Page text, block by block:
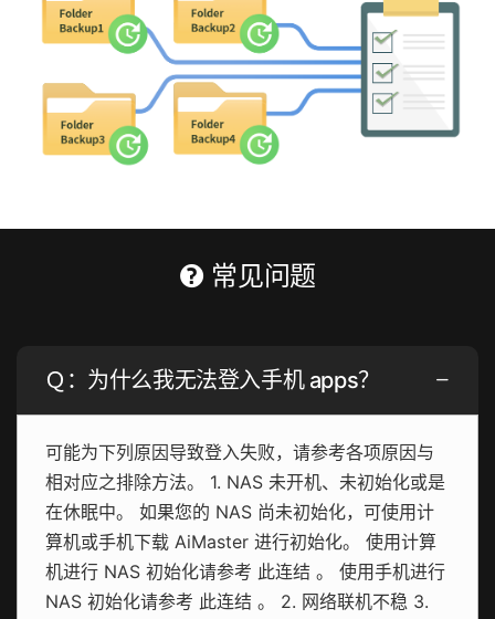
常见问题
Ｑ：为什么我无法登入手机 apps？
可能为下列原因导致登入失败，请参考各项原因与
相对应之排除方法。 1. NAS 未开机、未初始化或是
在休眠中。 如果您的 NAS 尚未初始化，可使用计
算机或手机下载 AiMaster 进行初始化。 使用计算
机进行 NAS 初始化请参考 此连结 。 使用手机进行
NAS 初始化请参考 此连结 。 2. 网络联机不稳 3.